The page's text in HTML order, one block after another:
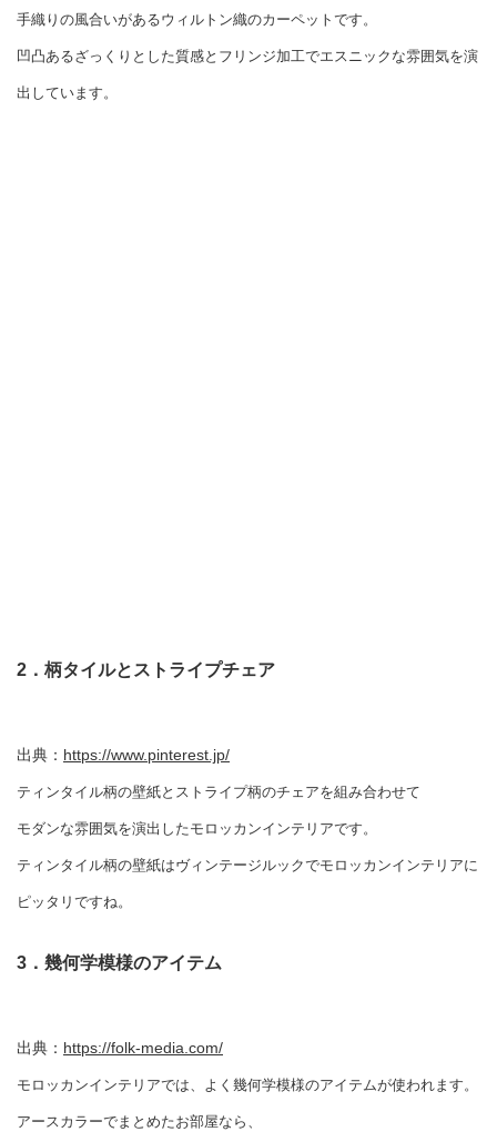
手織りの風合いがあるウィルトン織のカーペットです。
凹凸あるざっくりとした質感とフリンジ加工でエスニックな雰囲気を演
出しています。
2．柄タイルとストライプチェア
出典： https://www.pinterest.jp/
ティンタイル柄の壁紙とストライプ柄のチェアを組み合わせて
モダンな雰囲気を演出したモロッカンインテリアです。
ティンタイル柄の壁紙はヴィンテージルックでモロッカンインテリアに
ピッタリですね。
3．幾何学模様のアイテム
出典： https://folk-media.com/
モロッカンインテリアでは、よく幾何学模様のアイテムが使われます。
アースカラーでまとめたお部屋なら、